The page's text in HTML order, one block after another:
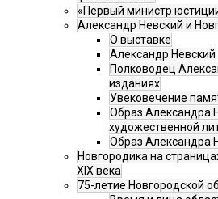
«Первый министр
Александр Невский и
О выставке
Александр Невский
Полководец
изданиях
Увековечение
Образ Александра
художественной
Образ Александра
Новгородика на
XIX века
75-летие Новгородской